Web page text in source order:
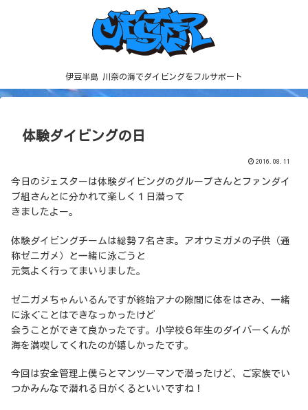
伊豆半島 川奈の海でダイビングをフルサポート
体験ダイビングの日
2016.08.11
今日のジェスターは体験ダイビングのグループさんとファンダイ
ブ組さんとに分かれて楽しく１日潜って
きましたよー。
体験ダイビングチームは総勢７名さま。アオウミガメの子供（通
称ゼニガメ）と一緒に泳ごうと
元気よく行ってまいりました。
ゼニガメちゃんいるんですが終始アナの隙間に体をはさみ、一緒
に泳ぐことはできなっかったけど
会うことができて良かったです。小学校６年生のダイバーくんが
海を満喫してくれたのが嬉しかったです。
今回は安全管理上僕らとマンツーマンで潜ったけど、ご家族でい
つかみんなで潜れる日がくるといいですね！